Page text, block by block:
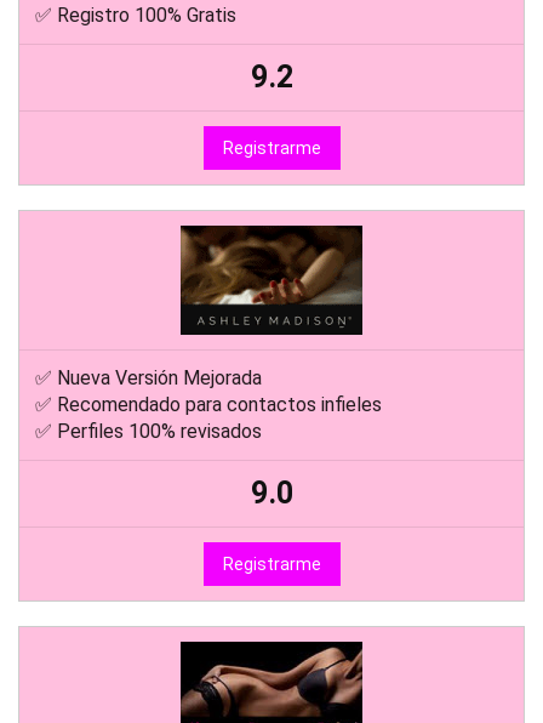
✅ Registro 100% Gratis
9.2
Registrarme
✅ Nueva Versión Mejorada
✅ Recomendado para contactos infieles
✅ Perfiles 100% revisados
9.0
Registrarme